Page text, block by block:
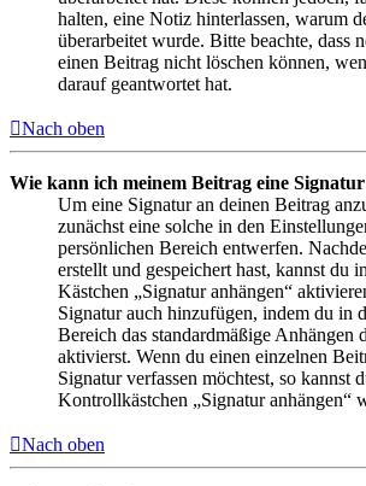
halten, eine Notiz hinterlassen, warum
überarbeitet wurde. Bitte beachte, dass
einen Beitrag nicht löschen können,
darauf geantwortet hat.
Nach oben
Wie kann ich meinem Beitrag eine
Um eine Signatur an deinen Beitrag
zunächst eine solche in den
persönlichen Bereich entwerfen.
erstellt und gespeichert hast, kannst du
Kästchen „Signatur anhängen“
Signatur auch hinzufügen, indem du in
Bereich das standardmäßige Anhängen
aktivierst. Wenn du einen einzelnen
Signatur verfassen möchtest, so kannst
Kontrollkästchen „Signatur anhängen“
Nach oben